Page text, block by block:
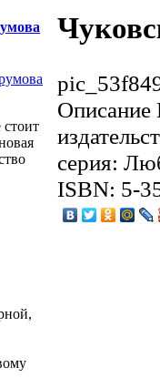
стоит
Описание
серия:
ISBN: 5-